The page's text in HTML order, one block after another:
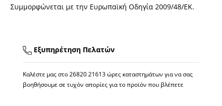
Συμμορφώνεται με την Ευρωπαϊκή Οδηγία 2009/48/ΕΚ.
Εξυπηρέτηση Πελατών
Καλέστε μας στο26820 21613ώρες καταστημάτων για να σας
βοηθήσουμε σε τυχόν απορίες για το προϊόν που βλέπετε